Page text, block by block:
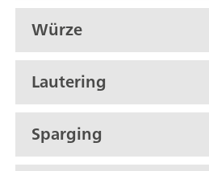
Würze
Lautering
Sparging